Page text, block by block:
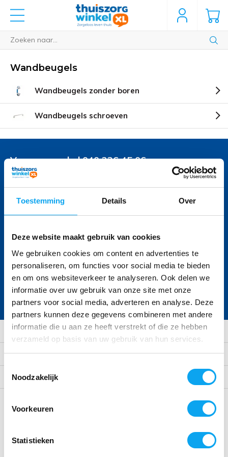
Toestemming Details Over
Deze website maakt gebruik van cookies
We gebruiken cookies om content en advertenties te
personaliseren, om functies voor social media te bieden
en om ons websiteverkeer te analyseren. Ook delen we
informatie over uw gebruik van onze site met onze
partners voor social media, adverteren en analyse. Deze
partners kunnen deze gegevens combineren met andere
informatie die u aan ze heeft verstrekt of die ze hebben
verzameld op basis van uw gebruik van hun services.
Toestemmingsselectie
Noodzakelijk
Voorkeuren
Statistieken
Wandbeugels
Wandbeugels zonder boren
Wandbeugels schroeven
Voor vragen bel 040 236 45 06
Onze specialisten helpen u graag
Volg ons
promoties
Abonneer
* Lees hier de wettelijke beperkingen
Klantenservice
Mijn account
Categorieën
Thuiszorgwinkelxl.nl